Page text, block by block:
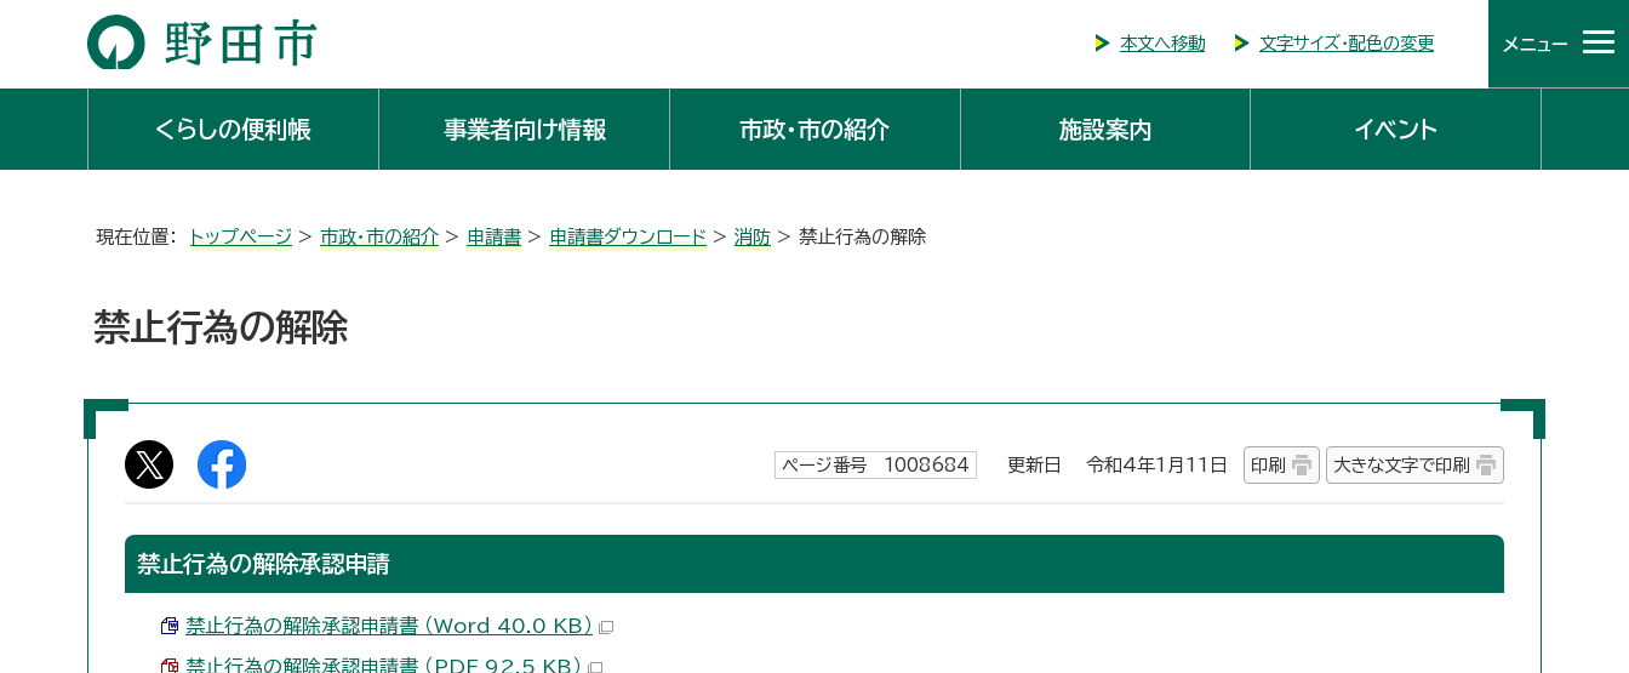
本文へ移動 文字サイズ・配色の変更 メニュー
くらしの便利帳 事業者向け情報 市政・市の紹介 施設案内 イベント
現在位置： トップページ > 市政・市の紹介 > 申請書 > 申請書ダウンロード > 消防 > 禁止行為の解除
禁止行為の解除
ページ番号 1008684 更新日 令和4年1月11日 印刷 大きな文字で印刷
禁止行為の解除承認申請
禁止行為の解除承認申請書 （Word 40.0 KB）
禁止行為の解除承認申請書 （PDF 92.5 KB）